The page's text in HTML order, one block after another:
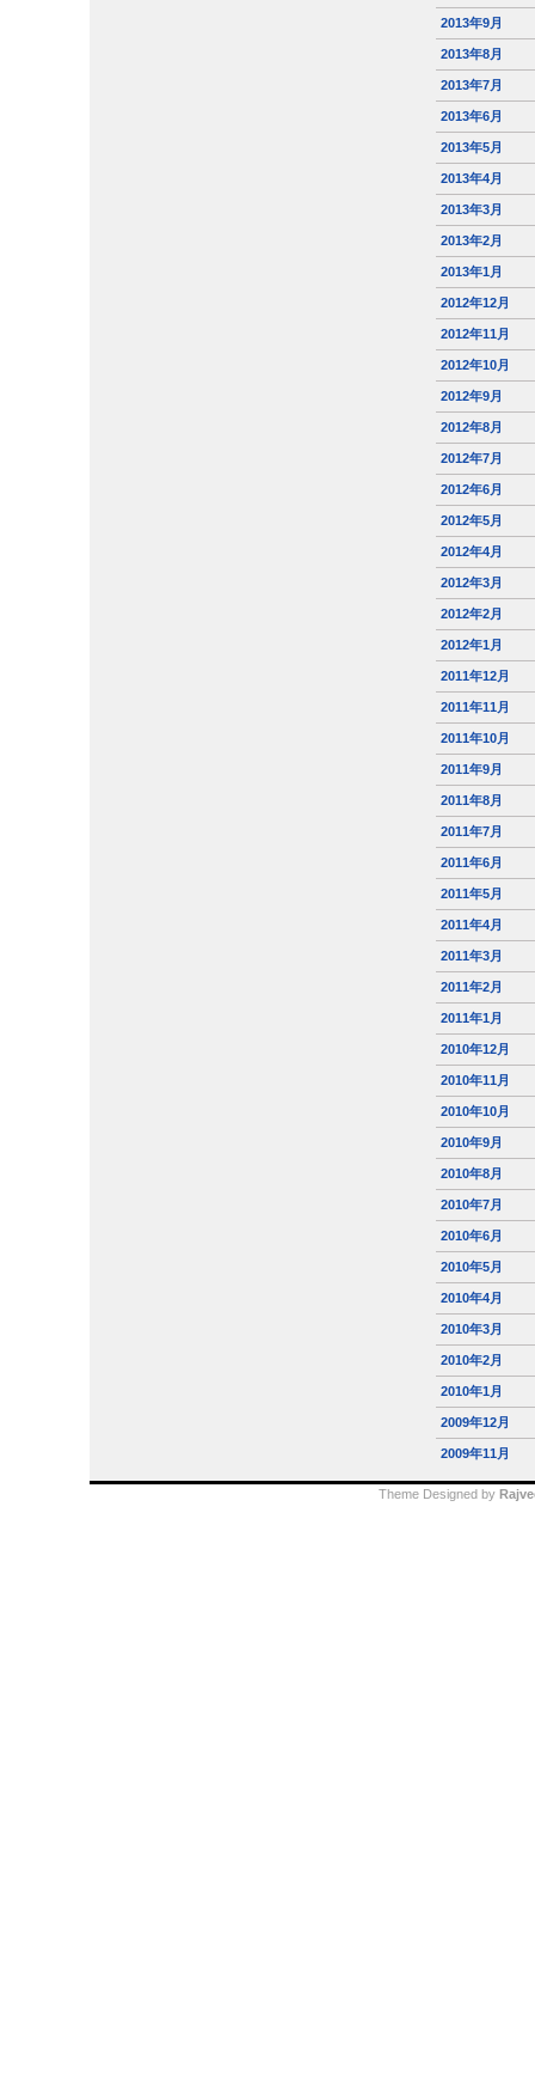
2013年9月
2013年8月
2013年7月
2013年6月
2013年5月
2013年4月
2013年3月
2013年2月
2013年1月
2012年12月
2012年11月
2012年10月
2012年9月
2012年8月
2012年7月
2012年6月
2012年5月
2012年4月
2012年3月
2012年2月
2012年1月
2011年12月
2011年11月
2011年10月
2011年9月
2011年8月
2011年7月
2011年6月
2011年5月
2011年4月
2011年3月
2011年2月
2011年1月
2010年12月
2010年11月
2010年10月
2010年9月
2010年8月
2010年7月
2010年6月
2010年5月
2010年4月
2010年3月
2010年2月
2010年1月
2009年12月
2009年11月
Theme Designed by